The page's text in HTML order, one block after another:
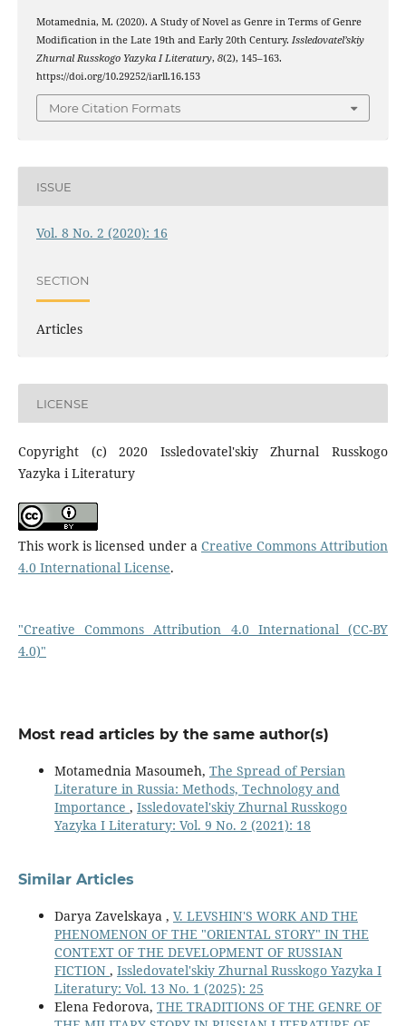
Motamednia, M. (2020). A Study of Novel as Genre in Terms of Genre
Modification in the Late 19th and Early 20th Century. Issledovatel’skiy
Zhurnal Russkogo Yazyka I Literatury, 8(2), 145–163.
https://doi.org/10.29252/iarll.16.153
More Citation Formats
ISSUE
Vol. 8 No. 2 (2020): 16
SECTION
Articles
LICENSE
Copyright (c) 2020 Issledovatel'skiy Zhurnal Russkogo
Yazyka i Literatury
This work is licensed under aCreative Commons Attribution
4.0 International License.
"Creative Commons Attribution 4.0 International (CC-BY
4.0)"
Most read articles by the same author(s)
Motamednia Masoumeh, The Spread of Persian
Literature in Russia: Methods, Technology and
Importance , Issledovatel'skiy Zhurnal Russkogo
Yazyka I Literatury: Vol. 9 No. 2 (2021): 18
Similar Articles
Darya Zavelskaya , V. LEVSHIN'S WORK AND THE
PHENOMENON OF THE "ORIENTAL STORY" IN THE
CONTEXT OF THE DEVELOPMENT OF RUSSIAN
FICTION , Issledovatel'skiy Zhurnal Russkogo Yazyka I
Literatury: Vol. 13 No. 1 (2025): 25
Elena Fedorova, THE TRADITIONS OF THE GENRE OF